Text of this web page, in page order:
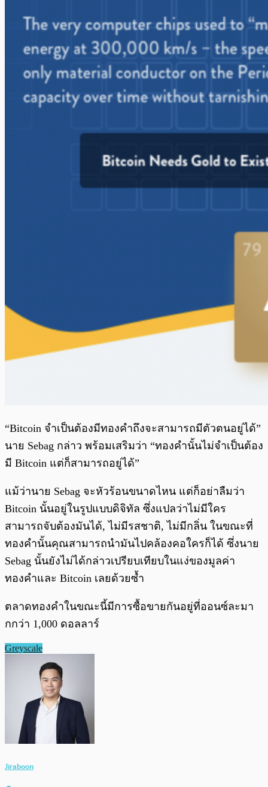
“Bitcoin จำเป็นต้องมีทองคำถึงจะสามารถมีตัวตนอยู่ได้”
นาย Sebag กล่าว พร้อมเสริมว่า “ทองคำนั้นไม่จำเป็นต้อง
มี Bitcoin แต่ก็สามารถอยู่ได้”
แม้ว่านาย Sebag จะหัวร้อนขนาดไหน แต่ก็อย่าลืมว่า
Bitcoin นั้นอยู่ในรูปแบบดิจิทัล ซึ่งแปลว่าไม่มีใคร
สามารถจับต้องมันได้, ไม่มีรสชาติ, ไม่มีกลิ่น ในขณะที่
ทองคำนั้นคุณสามารถนำมันไปคล้องคอใครก็ได้ ซึ่งนาย
Sebag นั้นยังไม่ได้กล่าวเปรียบเทียบในแง่ของมูลค่า
ทองคำและ Bitcoin เลยด้วยซ้ำ
ตลาดทองคำในขณะนี้มีการซื้อขายกันอยู่ที่ออนซ์ละมา
กกว่า 1,000 ดอลลาร์
Greyscale
Jiraboon